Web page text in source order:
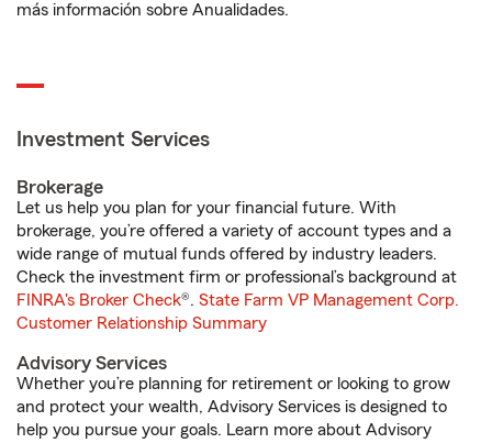
más información sobre Anualidades.
Investment Services
Brokerage
Let us help you plan for your financial future. With
brokerage, you’re offered a variety of account types and a
wide range of mutual funds offered by industry leaders.
Check the investment firm or professional’s background at
FINRA's Broker Check®. State Farm VP Management Corp.
Customer Relationship Summary
Advisory Services
Whether you’re planning for retirement or looking to grow
and protect your wealth, Advisory Services is designed to
help you pursue your goals. Learn more about Advisory